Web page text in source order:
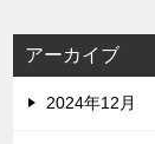
アーカイブ
2024年12月